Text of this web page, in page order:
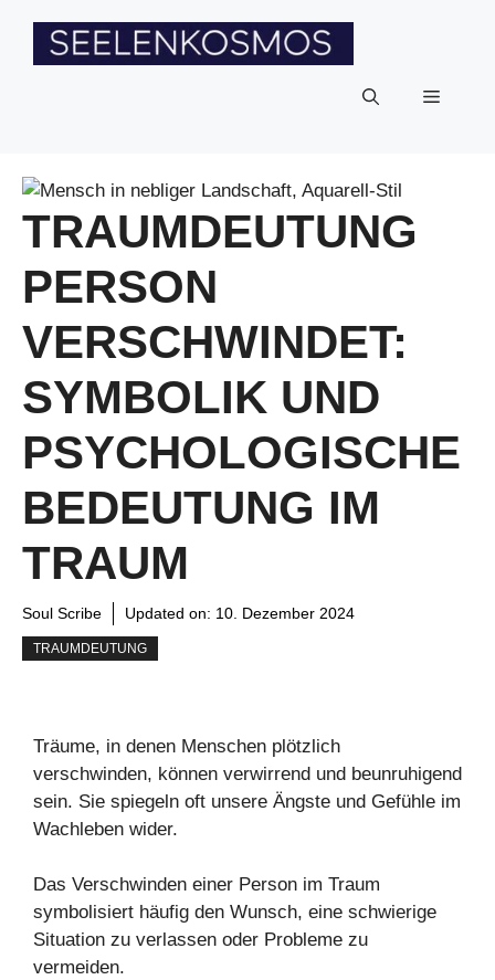
springen
Menü
TRAUMDEUTUNG
PERSON
VERSCHWINDET:
SYMBOLIK UND
PSYCHOLOGISCHE
BEDEUTUNG IM
TRAUM
Soul Scribe Updated on: 10. Dezember 2024
TRAUMDEUTUNG
Träume, in denen Menschen plötzlich
verschwinden, können verwirrend und beunruhigend
sein. Sie spiegeln oft unsere Ängste und Gefühle im
Wachleben wider.
Das Verschwinden einer Person im Traum
symbolisiert häufig den Wunsch, eine schwierige
Situation zu verlassen oder Probleme zu
vermeiden.